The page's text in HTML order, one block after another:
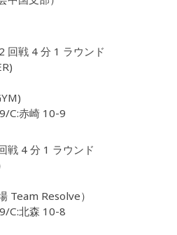
回戦 4 分 1 ラウンド
C:赤崎 10-9
戦 4 分 1 ラウンド
Team Resolve）
C:北森 10-8